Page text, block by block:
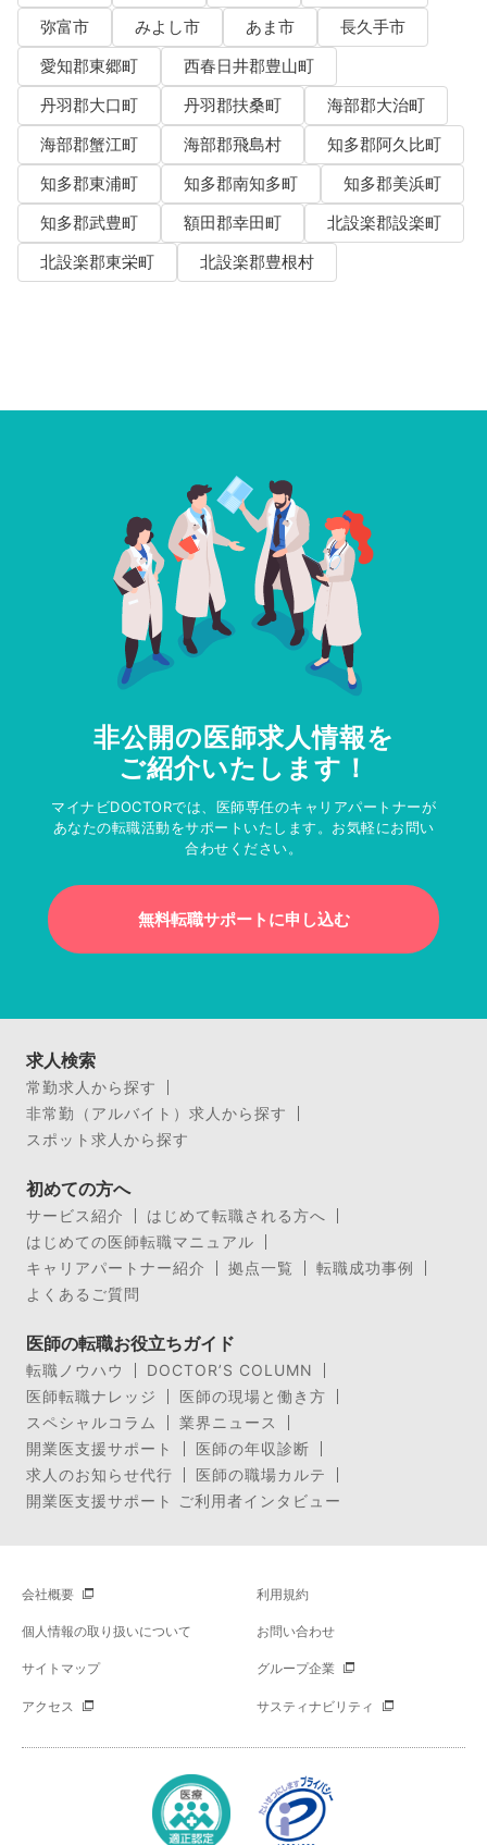
弥富市
みよし市 あま市
長久手市
愛知郡東郷町
西春日井郡豊山町
丹羽郡大口町
丹羽郡扶桑町
海部郡大治町
海部郡蟹江町
海部郡飛島村
知多郡阿久比町
知多郡東浦町
知多郡南知多町
知多郡美浜町
知多郡武豊町
額田郡幸田町
北設楽郡設楽町
北設楽郡東栄町
北設楽郡豊根村
非公開の医師求人情報を
ご紹介いたします！
マイナビDOCTORでは、医師専任のキャリアパートナーが
あなたの転職活動をサポートいたします。お気軽にお問い
合わせください。
無料転職サポートに申し込む
求人検索
常勤求人から探す
非常勤（アルバイト）求人から探す
スポット求人から探す
初めての方へ
サービス紹介
はじめて転職される方へ
はじめての医師転職マニュアル
キャリアパートナー紹介
拠点一覧
転職成功事例
よくあるご質問
医師の転職お役立ちガイド
転職ノウハウ
DOCTOR’S COLUMN
医師転職ナレッジ
医師の現場と働き方
スペシャルコラム
業界ニュース
開業医支援サポート
医師の年収診断
求人のお知らせ代行
医師の職場カルテ
開業医支援サポート ご利用者インタビュー
会社概要 利用規約
個人情報の取り扱いについて お問い合わせ
サイトマップ グループ企業
アクセス サスティナビリティ